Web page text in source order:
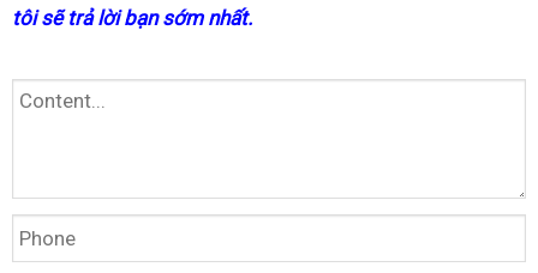
tôi sẽ trả lời bạn sớm nhất.